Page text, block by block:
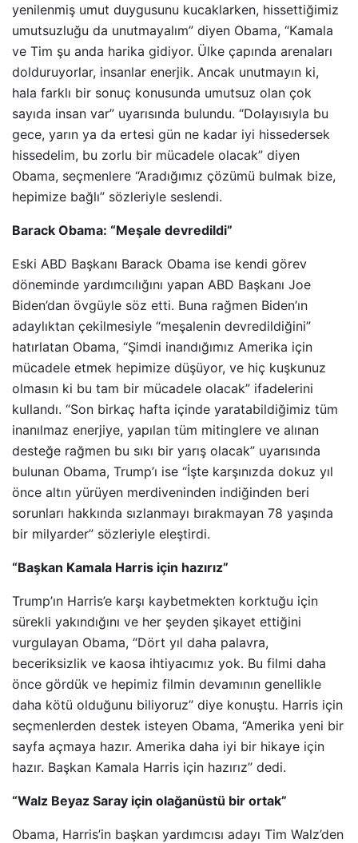
yenilenmiş umut duygusunu kucaklarken, hissettiğimiz
umutsuzluğu da unutmayalım” diyen Obama, “Kamala
ve Tim şu anda harika gidiyor. Ülke çapında arenaları
dolduruyorlar, insanlar enerjik. Ancak unutmayın ki,
hala farklı bir sonuç konusunda umutsuz olan çok
sayıda insan var” uyarısında bulundu. “Dolayısıyla bu
gece, yarın ya da ertesi gün ne kadar iyi hissedersek
hissedelim, bu zorlu bir mücadele olacak” diyen
Obama, seçmenlere “Aradığımız çözümü bulmak bize,
hepimize bağlı” sözleriyle seslendi.
Barack Obama: “Meşale devredildi”
Eski ABD Başkanı Barack Obama ise kendi görev
döneminde yardımcılığını yapan ABD Başkanı Joe
Biden’dan övgüyle söz etti. Buna rağmen Biden’ın
adaylıktan çekilmesiyle “meşalenin devredildiğini”
hatırlatan Obama, “Şimdi inandığımız Amerika için
mücadele etmek hepimize düşüyor, ve hiç kuşkunuz
olmasın ki bu tam bir mücadele olacak” ifadelerini
kullandı. “Son birkaç hafta içinde yaratabildiğimiz tüm
inanılmaz enerjiye, yapılan tüm mitinglere ve alınan
desteğe rağmen bu sıkı bir yarış olacak” uyarısında
bulunan Obama, Trump’ı ise “İşte karşınızda dokuz yıl
önce altın yürüyen merdiveninden indiğinden beri
sorunları hakkında sızlanmayı bırakmayan 78 yaşında
bir milyarder” sözleriyle eleştirdi.
“Başkan Kamala Harris için hazırız”
Trump’ın Harris’e karşı kaybetmekten korktuğu için
sürekli yakındığını ve her şeyden şikayet ettiğini
vurgulayan Obama, “Dört yıl daha palavra,
beceriksizlik ve kaosa ihtiyacımız yok. Bu filmi daha
önce gördük ve hepimiz filmin devamının genellikle
daha kötü olduğunu biliyoruz” diye konuştu. Harris için
seçmenlerden destek isteyen Obama, “Amerika yeni bir
sayfa açmaya hazır. Amerika daha iyi bir hikaye için
hazır. Başkan Kamala Harris için hazırız” dedi.
“Walz Beyaz Saray için olağanüstü bir ortak”
Obama, Harris’in başkan yardımcısı adayı Tim Walz’den